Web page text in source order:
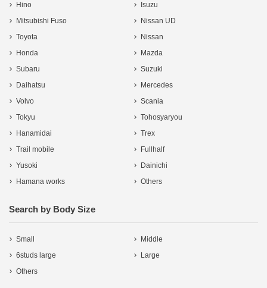
Hino
Isuzu
Mitsubishi Fuso
Nissan UD
Toyota
Nissan
Honda
Mazda
Subaru
Suzuki
Daihatsu
Mercedes
Volvo
Scania
Tokyu
Tohosyaryou
Hanamidai
Trex
Trail mobile
Fullhalf
Yusoki
Dainichi
Hamana works
Others
Search by Body Size
Small
Middle
6studs large
Large
Others